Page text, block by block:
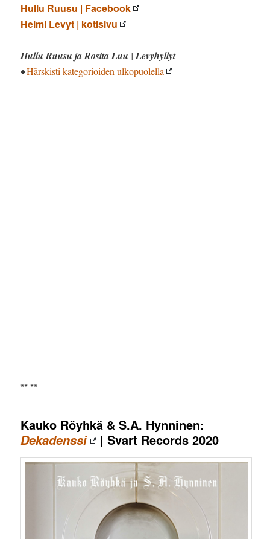
Hullu Ruusu | Facebook
Helmi Levyt | kotisivu
Hullu Ruusu ja Rosita Luu |Levyhyllyt
•Härskisti kategorioiden ulkopuolella
** **
Kauko Röyhkä & S.A. Hynninen:
Dekadenssi | Svart Records 2020